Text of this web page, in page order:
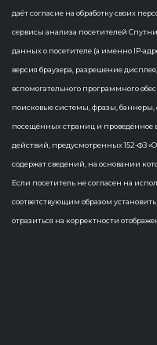
3 Статьи
управление
Чат-бот и не
региональной системы
даёт согласие на обработку своих
сервисы анализа посетителей
данных о посетителе (а именно IP-
версия браузера, разрешение
вспомогательного программного
поисковые системы, фразы, баннеры,
посещённых страниц и проведённое
действий, предусмотренных 152-ФЗ
содержат сведений, на основании
Если посетитель не согласен на
соответствующим образом
отразиться на корректности